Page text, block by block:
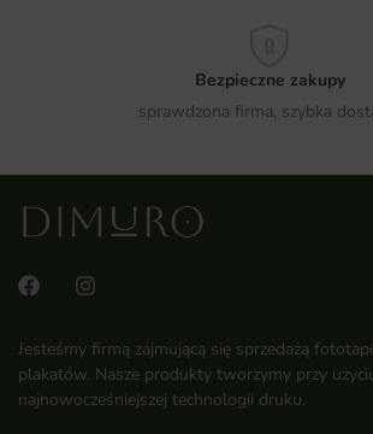
Bezpieczne zakupy
sprawdzona firma, szybka
Jesteśmy firmą zajmującą się sprzedażą
plakatów. Nasze produkty tworzymy przy
najnowocześniejszej technologii druku.